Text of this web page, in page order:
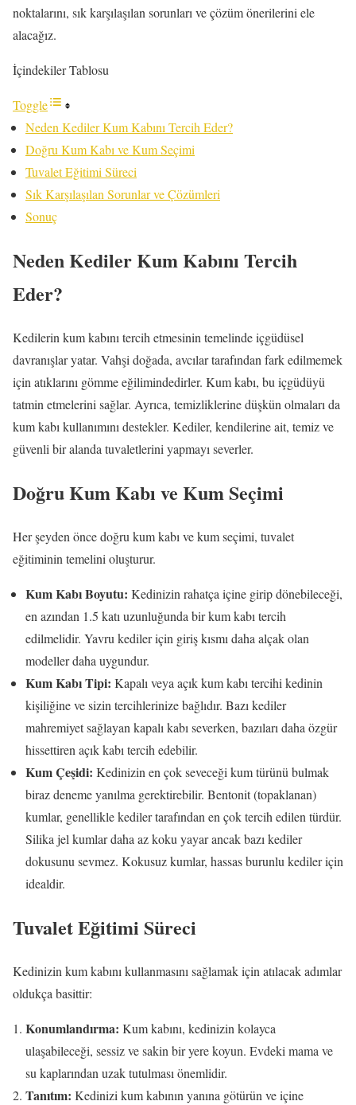
noktalarını, sık karşılaşılan sorunları ve çözüm önerilerini ele
alacağız.
İçindekiler Tablosu
Toggle
Neden Kediler Kum Kabını Tercih Eder?
Doğru Kum Kabı ve Kum Seçimi
Tuvalet Eğitimi Süreci
Sık Karşılaşılan Sorunlar ve Çözümleri
Sonuç
Neden Kediler Kum Kabını Tercih
Eder?
Kedilerin kum kabını tercih etmesinin temelinde içgüdüsel
davranışlar yatar. Vahşi doğada, avcılar tarafından fark edilmemek
için atıklarını gömme eğilimindedirler. Kum kabı, bu içgüdüyü
tatmin etmelerini sağlar. Ayrıca, temizliklerine düşkün olmaları da
kum kabı kullanımını destekler. Kediler, kendilerine ait, temiz ve
güvenli bir alanda tuvaletlerini yapmayı severler.
Doğru Kum Kabı ve Kum Seçimi
Her şeyden önce doğru kum kabı ve kum seçimi, tuvalet
eğitiminin temelini oluşturur.
Kum Kabı Boyutu: Kedinizin rahatça içine girip dönebileceği,
en azından 1.5 katı uzunluğunda bir kum kabı tercih
edilmelidir. Yavru kediler için giriş kısmı daha alçak olan
modeller daha uygundur.
Kum Kabı Tipi: Kapalı veya açık kum kabı tercihi kedinin
kişiliğine ve sizin tercihlerinize bağlıdır. Bazı kediler
mahremiyet sağlayan kapalı kabı severken, bazıları daha özgür
hissettiren açık kabı tercih edebilir.
Kum Çeşidi: Kedinizin en çok seveceği kum türünü bulmak
biraz deneme yanılma gerektirebilir. Bentonit (topaklanan)
kumlar, genellikle kediler tarafından en çok tercih edilen türdür.
Silika jel kumlar daha az koku yayar ancak bazı kediler
dokusunu sevmez. Kokusuz kumlar, hassas burunlu kediler için
idealdir.
Tuvalet Eğitimi Süreci
Kedinizin kum kabını kullanmasını sağlamak için atılacak adımlar
oldukça basittir:
Konumlandırma: Kum kabını, kedinizin kolayca
ulaşabileceği, sessiz ve sakin bir yere koyun. Evdeki mama ve
su kaplarından uzak tutulması önemlidir.
Tanıtım: Kedinizi kum kabının yanına götürün ve içine